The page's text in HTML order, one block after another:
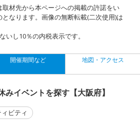
材先から本ページへの掲載の許諾をい
なります。画像の無断転載(二次使用)は
し10％の内税表示です。
開催期間など 地図・アクセス
みイベントを探す【大阪府】
ビティ